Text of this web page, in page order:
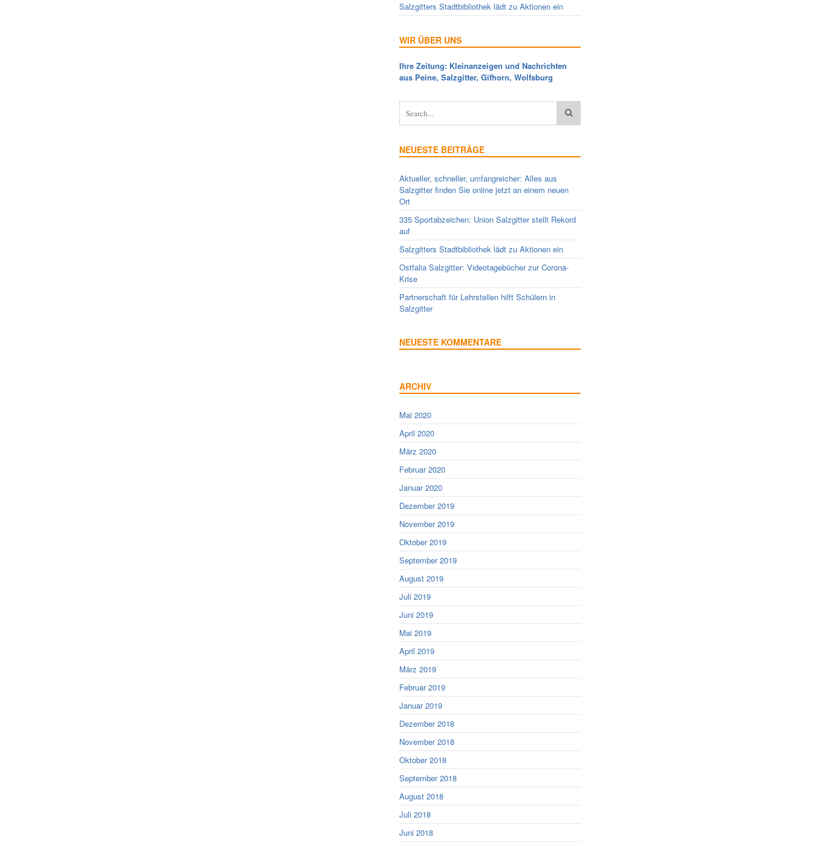
Salzgitters Stadtbibliothek lädt zu Aktionen ein
WIR ÜBER UNS
Ihre Zeitung: Kleinanzeigen und Nachrichten
aus Peine, Salzgitter, Gifhorn, Wolfsburg
NEUESTE BEITRÄGE
Aktueller, schneller, umfangreicher: Alles aus
Salzgitter finden Sie online jetzt an einem neuen
Ort
335 Sportabzeichen: Union Salzgitter stellt Rekord
auf
Salzgitters Stadtbibliothek lädt zu Aktionen ein
Ostfalia Salzgitter: Videotagebücher zur Corona-
Krise
Partnerschaft für Lehrstellen hilft Schülern in
Salzgitter
NEUESTE KOMMENTARE
ARCHIV
Mai 2020
April 2020
März 2020
Februar 2020
Januar 2020
Dezember 2019
November 2019
Oktober 2019
September 2019
August 2019
Juli 2019
Juni 2019
Mai 2019
April 2019
März 2019
Februar 2019
Januar 2019
Dezember 2018
November 2018
Oktober 2018
September 2018
August 2018
Juli 2018
Juni 2018